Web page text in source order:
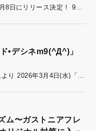
3rd Album「SNaCk」2026年7月8日にリリース決定！ 9年ぶりにリリースとなるフルアルバムは、スナック菓子のように過去最高に個性豊かでバラエティに富んだ全12曲を収録。 本日よりアルバム予約受付開始。 完全ランダムのオリジナルトレーディングカードが付録するのでお見逃しなく！ 予約はこちら リリースに伴い東名阪を回るワンマンツアー「SNaCk PARTY!!!!」は一般発売がスタート。 ■日時 ・8月1日（土）大阪・アメリカ村BEYOND ・8月2日（日） 愛知・名古屋HeartLand ・8月8日（土） 東京・渋谷Star lounge ■チケット 前売￥4,000（税込・ドリンク代別） チケット一般発売中！ イープラス チケットぴあ ローソンチケット
•デシネm9(^Д^)」
夏にリリースするフルアルバムより 2026年3月4日(水)「バンド・デシネm9(^Д^)」デジタルリリース決定！ リリースに先駆け、ジャケ写を公開！ リリースをお楽しみに！
ム〜ガストニアフレ